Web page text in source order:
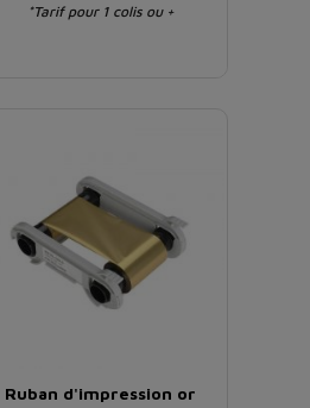
*Tarif pour 1 colis ou +
Ruban d'impression or